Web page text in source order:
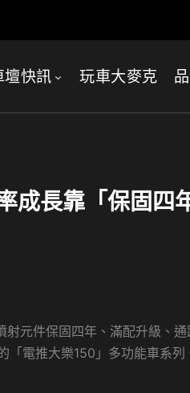
壇快訊 玩車大麥克
成長靠「保固四
元件保固四年、滿配升級、
「電推大樂150」多功能車系列